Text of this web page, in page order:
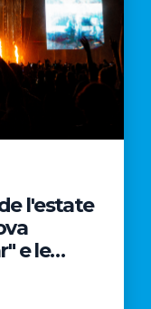
l'estate
e le
con